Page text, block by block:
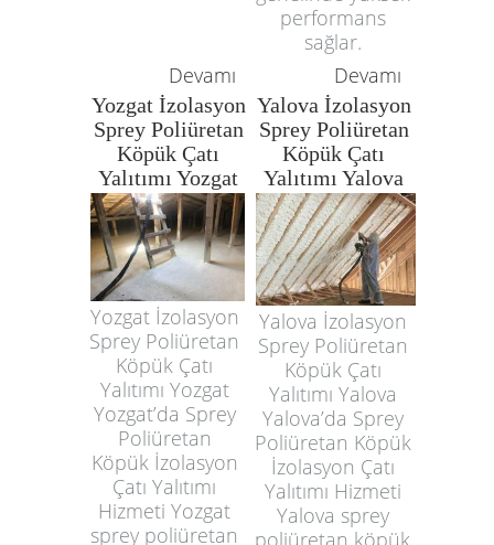
performans
sağlar.
Devamı
Devamı
Yozgat İzolasyon
Sprey Poliüretan
Köpük Çatı
Yalıtımı Yozgat
Yalova İzolasyon
Sprey Poliüretan
Köpük Çatı
Yalıtımı Yalova
Yozgat İzolasyon
Sprey Poliüretan
Köpük Çatı
Yalıtımı Yozgat
Yozgat’da Sprey
Poliüretan
Köpük İzolasyon
Çatı Yalıtımı
Hizmeti Yozgat
sprey poliüretan
Yalova İzolasyon
Sprey Poliüretan
Köpük Çatı
Yalıtımı Yalova
Yalova’da Sprey
Poliüretan Köpük
İzolasyon Çatı
Yalıtımı Hizmeti
Yalova sprey
poliüretan köpük